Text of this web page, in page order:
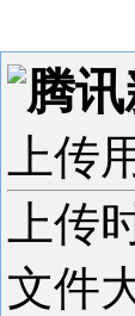
腾
上传
上传
文件